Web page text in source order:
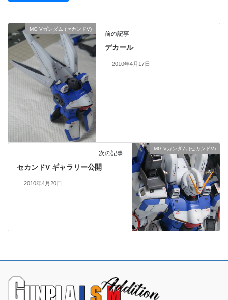
MG Vガンダム (セカンドV)
前の記事
デカール
2010年4月17日
MG Vガンダム (セカンドV)
次の記事
セカンドV ギャラリー公開
2010年4月20日